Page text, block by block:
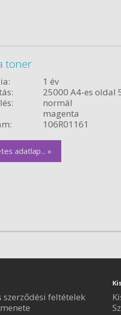
toner
1 év
25000 A4-es oldal
normál
magenta
106R01161
adatlap... »
szerződési feltételek